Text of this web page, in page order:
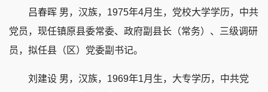
吕春晖 男，汉族，1975年4月生，党校大学学历，中共
党员，现任镇原县委常委、政府副县长（常务）、三级调研
员，拟任县（区）党委副书记。
刘建设 男，汉族，1969年1月生，大专学历，中共党